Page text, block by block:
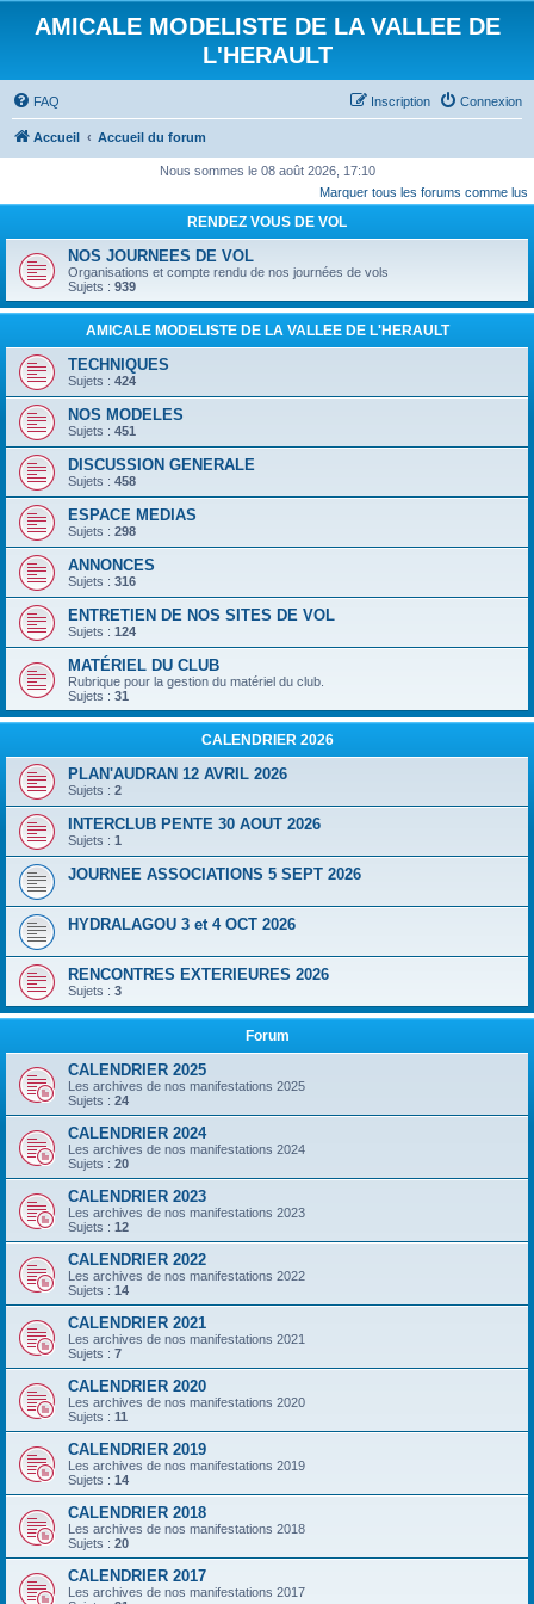
AMICALE MODELISTE DE LA VALLEE DE
L'HERAULT
FAQ Connexion
Inscription
Accueil Accueil du forum
Nous sommes le 08 août 2026, 17:10
Marquer tous les forums comme lus
RENDEZ VOUS DE VOL
NOS JOURNEES DE VOL
Organisations et compte rendu de nos journées de vols
Sujets : 939
AMICALE MODELISTE DE LA VALLEE DE L'HERAULT
TECHNIQUES
Sujets : 424
NOS MODELES
Sujets : 451
DISCUSSION GENERALE
Sujets : 458
ESPACE MEDIAS
Sujets : 298
ANNONCES
Sujets : 316
ENTRETIEN DE NOS SITES DE VOL
Sujets : 124
MATÉRIEL DU CLUB
Rubrique pour la gestion du matériel du club.
Sujets : 31
CALENDRIER 2026
PLAN'AUDRAN 12 AVRIL 2026
Sujets : 2
INTERCLUB PENTE 30 AOUT 2026
Sujets : 1
JOURNEE ASSOCIATIONS 5 SEPT 2026
HYDRALAGOU 3 et 4 OCT 2026
RENCONTRES EXTERIEURES 2026
Sujets : 3
Forum
CALENDRIER 2025
Les archives de nos manifestations 2025
Sujets : 24
CALENDRIER 2024
Les archives de nos manifestations 2024
Sujets : 20
CALENDRIER 2023
Les archives de nos manifestations 2023
Sujets : 12
CALENDRIER 2022
Les archives de nos manifestations 2022
Sujets : 14
CALENDRIER 2021
Les archives de nos manifestations 2021
Sujets : 7
CALENDRIER 2020
Les archives de nos manifestations 2020
Sujets : 11
CALENDRIER 2019
Les archives de nos manifestations 2019
Sujets : 14
CALENDRIER 2018
Les archives de nos manifestations 2018
Sujets : 20
CALENDRIER 2017
Les archives de nos manifestations 2017